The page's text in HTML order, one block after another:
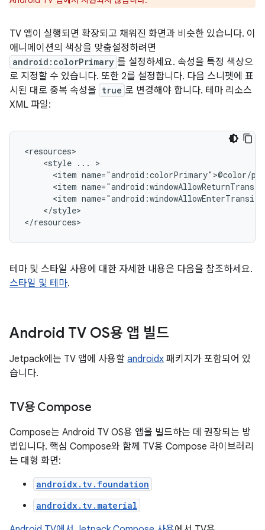
TV 앱이 실행되면 확장되고 채워진 화면과 비슷한 있습니다. 이
애니메이션의 색상을 맞춤설정하려면
android:colorPrimary 를 설정하세요. 속성을 특정 색상으
로 지정할 수 있습니다. 또한 2를 설정합니다. 다음 스니펫에 표
시된 대로 중복 속성을 true 로 변경해야 합니다. 테마 리소스
XML 파일:
<style ...
<item
<item
<item
</style>
</resources>
테마 및 스타일 사용에 대한 자세한 내용은 다음을 참조하세요.
스타일 및 테마.
Android TV OS용 앱 빌드
Jetpack에는 TV 앱에 사용할 androidx 패키지가 포함되어 있
습니다.
TV용 Compose
Compose는 Android TV OS용 앱을 빌드하는 데 권장되는 방
법입니다. 핵심 Compose와 함께 TV용 Compose 라이브러리
는 대형 화면:
androidx.tv.foundation
androidx.tv.material